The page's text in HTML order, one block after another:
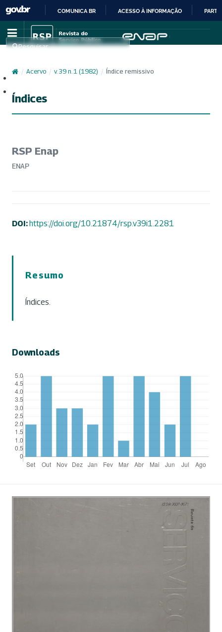
IR
PARA
CONTEÚDO
COMUNICA BR ACESSO À INFORMAÇÃO
Pesquisar
Acesso
/ Acervo / v. 39 n. 1 (1982) / Índice remissivo
Índices
RSP Enap
ENAP
DOI:https://doi.org/10.21874/rsp.v39i1.2281
Resumo
Índices.
Downloads